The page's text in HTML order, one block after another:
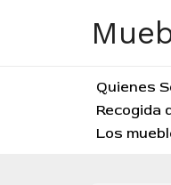
Quienes
Recogida
Los